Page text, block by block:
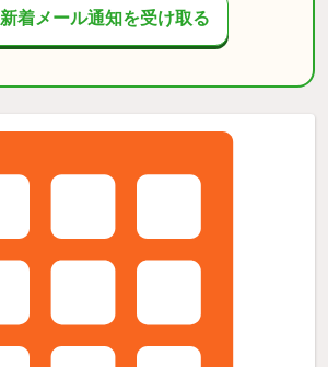
新着メール通知を受け取る